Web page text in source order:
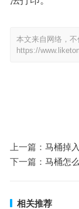
本文来自网络，不
https://
上一篇： 马桶掉
下一篇： 马桶怎
相关推荐